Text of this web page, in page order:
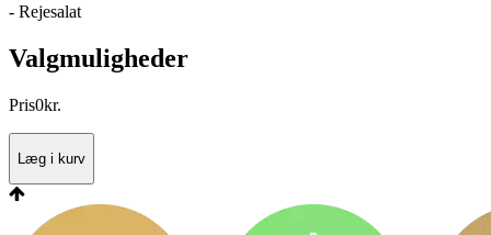
- Rejesalat
Valgmuligheder
Pris0kr.
Læg i kurv